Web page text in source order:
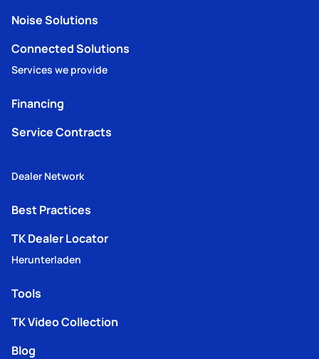
Noise Solutions
Connected Solutions
Services we provide
Financing
Service Contracts
Dealer Network
Best Practices
TK Dealer Locator
Herunterladen
Tools
TK Video Collection
Blog